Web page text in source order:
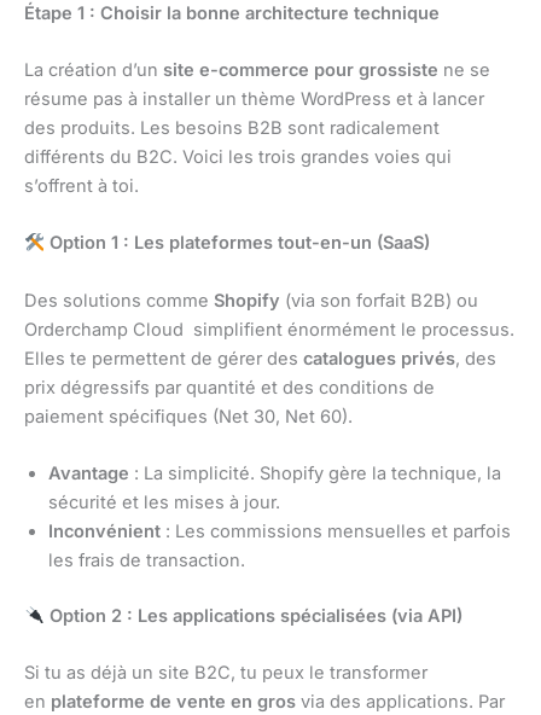
Étape 1 : Choisir la bonne architecture technique
La création d’un site e-commerce pour grossiste ne se
résume pas à installer un thème WordPress et à lancer
des produits. Les besoins B2B sont radicalement
différents du B2C. Voici les trois grandes voies qui
s’offrent à toi.
Option 1 : Les plateformes tout-en-un (SaaS)
Des solutions comme Shopify (via son forfait B2B) ou
Orderchamp Cloud simplifient énormément le processus.
Elles te permettent de gérer des catalogues privés, des
prix dégressifs par quantité et des conditions de
paiement spécifiques (Net 30, Net 60).
Avantage : La simplicité. Shopify gère la technique, la
sécurité et les mises à jour.
Inconvénient : Les commissions mensuelles et parfois
les frais de transaction.
Option 2 : Les applications spécialisées (via API)
Si tu as déjà un site B2C, tu peux le transformer
en plateforme de vente en gros via des applications. Par